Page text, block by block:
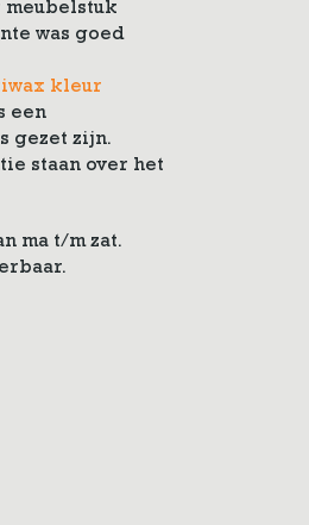
meubelstuk
was goed
kleur
een
gezet zijn.
staan over het
ma t/m zat.